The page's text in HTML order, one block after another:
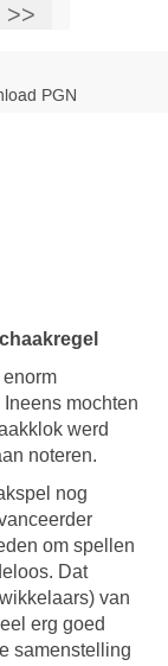
mochten
werd
noteren.
nog
om spellen
Dat
van
erg goed
samenstelling